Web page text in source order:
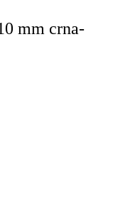
mm crna-